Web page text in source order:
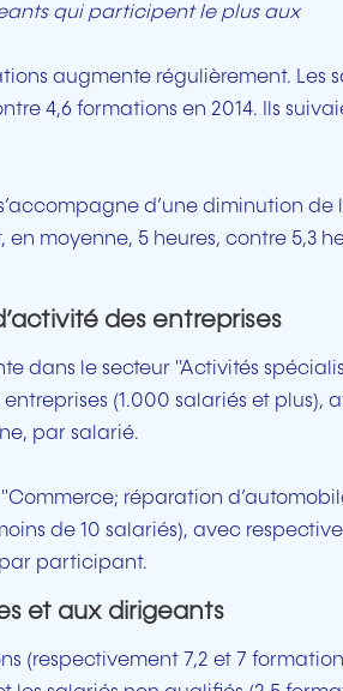
qui participent le plus aux
augmente régulièrement. Les
4,6 formations en 2014. Ils
d’une diminution de
moyenne, 5 heures, contre 5,3
des entreprises
dans le secteur "Activités
(1.000 salariés et plus),
par salarié.
réparation
de 10 salariés), avec
par participant.
et aux dirigeants
(respectivement 7,2 et 7